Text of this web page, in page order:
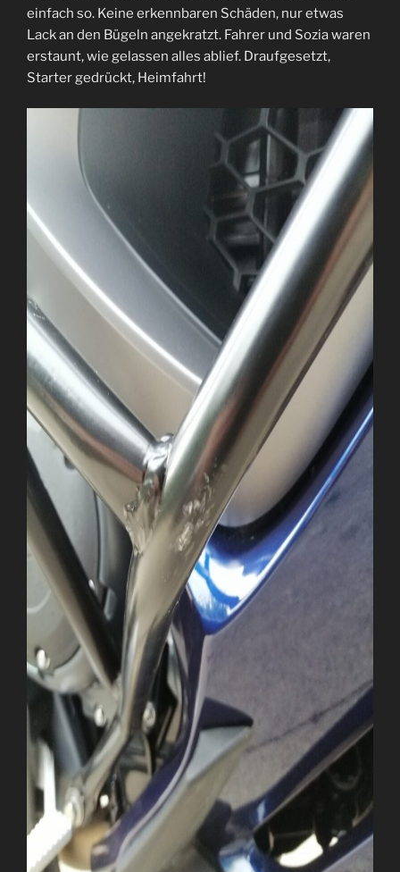
einfach so. Keine erkennbaren Schäden, nur etwas
Lack an den Bügeln angekratzt. Fahrer und Sozia waren
erstaunt, wie gelassen alles ablief. Draufgesetzt,
Starter gedrückt, Heimfahrt!